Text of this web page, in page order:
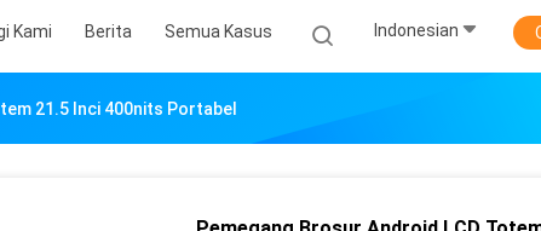
Kami Berita Semua Kasus Indonesian
21.5 Inci 400nits Portabel